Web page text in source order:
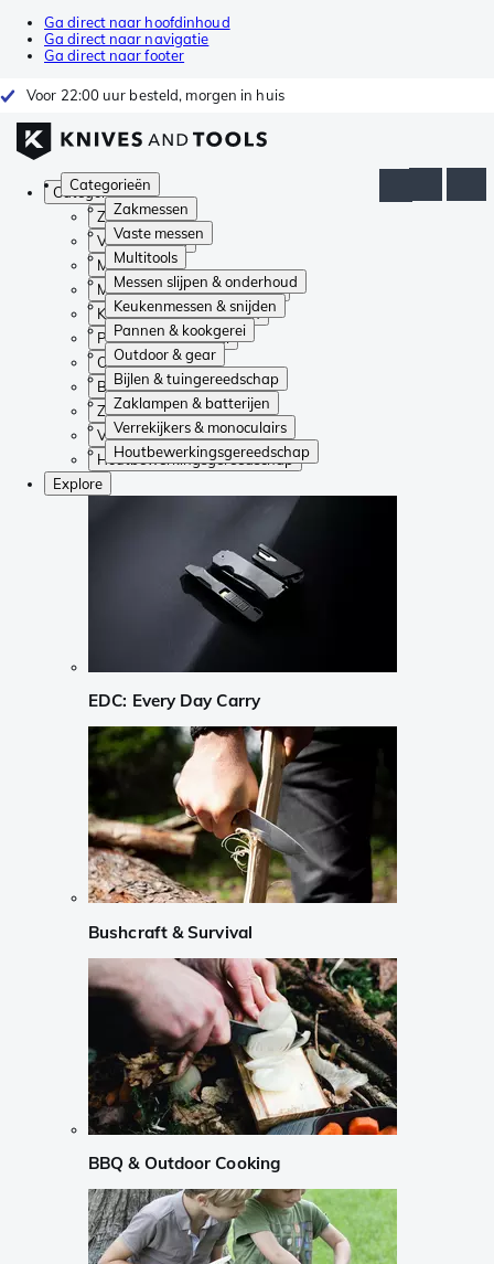
Ga direct naar hoofdinhoud
Ga direct naar navigatie
Ga direct naar footer
Voor 22:00 uur besteld, morgen in huis
Categorieën
Zakmessen
Vaste messen
Multitools
Messen slijpen & onderhoud
Keukenmessen & snijden
Pannen & kookgerei
Outdoor & gear
Bijlen & tuingereedschap
Zaklampen & batterijen
Verrekijkers & monoculairs
Houtbewerkingsgereedschap
Categorieën
Zakmessen
Vaste messen
Multitools
Messen slijpen & onderhoud
Keukenmessen & snijden
Pannen & kookgerei
Outdoor & gear
Bijlen & tuingereedschap
Zaklampen & batterijen
Verrekijkers & monoculairs
Houtbewerkingsgereedschap
Explore
EDC: Every Day Carry
Bushcraft & Survival
BBQ & Outdoor Cooking